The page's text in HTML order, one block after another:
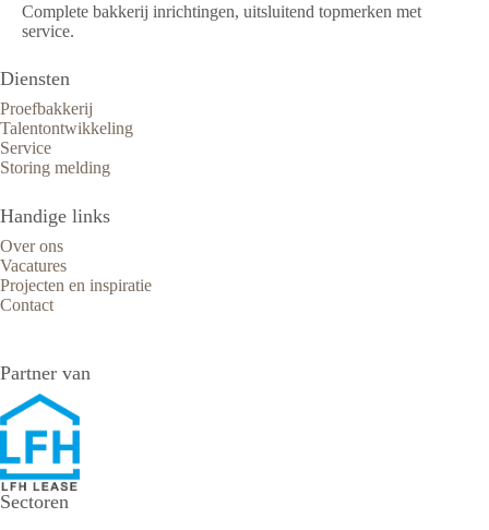
Complete bakkerij inrichtingen, uitsluitend topmerken met
service.
Diensten
Proefbakkerij
Talentontwikkeling
Service
Storing melding
Handige links
Over ons
Vacatures
Projecten en inspiratie
Contact
Partner van
Sectoren